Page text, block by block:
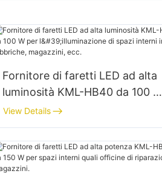
Fornitore di faretti LED ad alta
luminosità KML-HB40 da 100 W
per l'illuminazione di spazi
interni in fabbriche, magazzini,
ecc.
View Details